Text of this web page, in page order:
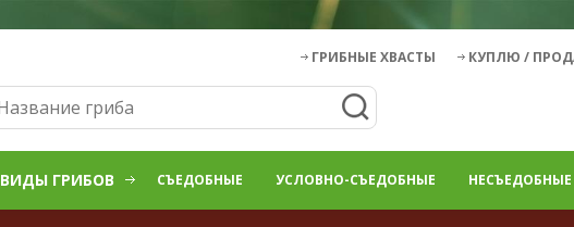
ГРИБНЫЕ ХВАСТЫ КУПЛЮ /
ВИДЫ ГРИБОВ СЪЕДОБНЫЕ УСЛОВНО-СЪЕДОБНЫЕ НЕСЪЕДОБНЫЕ